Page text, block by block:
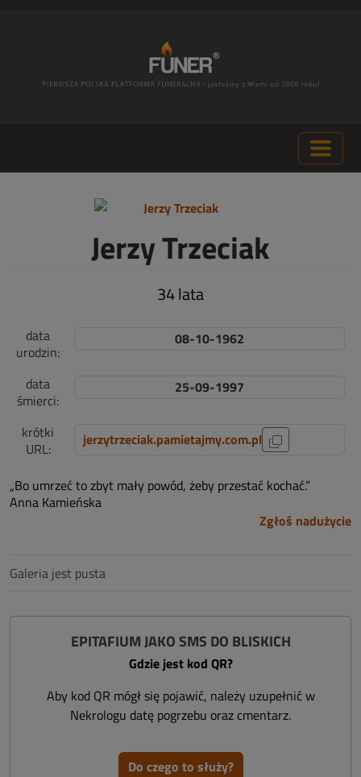
Jerzy Trzeciak
34 lata
data
urodzin:
08-10-1962
data
śmierci:
25-09-1997
krótki
URL:
jerzytrzeciak.pamietajmy.com.pl
„Bo umrzeć to zbyt mały powód, żeby przestać kochać.”
Anna Kamieńska
Zgłoś nadużycie
Galeria jest pusta
EPITAFIUM JAKO SMS DO BLISKICH
Gdzie jest kod QR?
Aby kod QR mógł się pojawić, należy uzupełnić w
Nekrologu datę pogrzebu oraz cmentarz.
Do czego to służy?